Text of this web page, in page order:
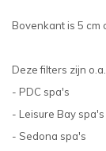
Bovenkant is 5 cm
Deze filters zijn
- PDC spa's
- Leisure Bay spa's
- Sedona spa's